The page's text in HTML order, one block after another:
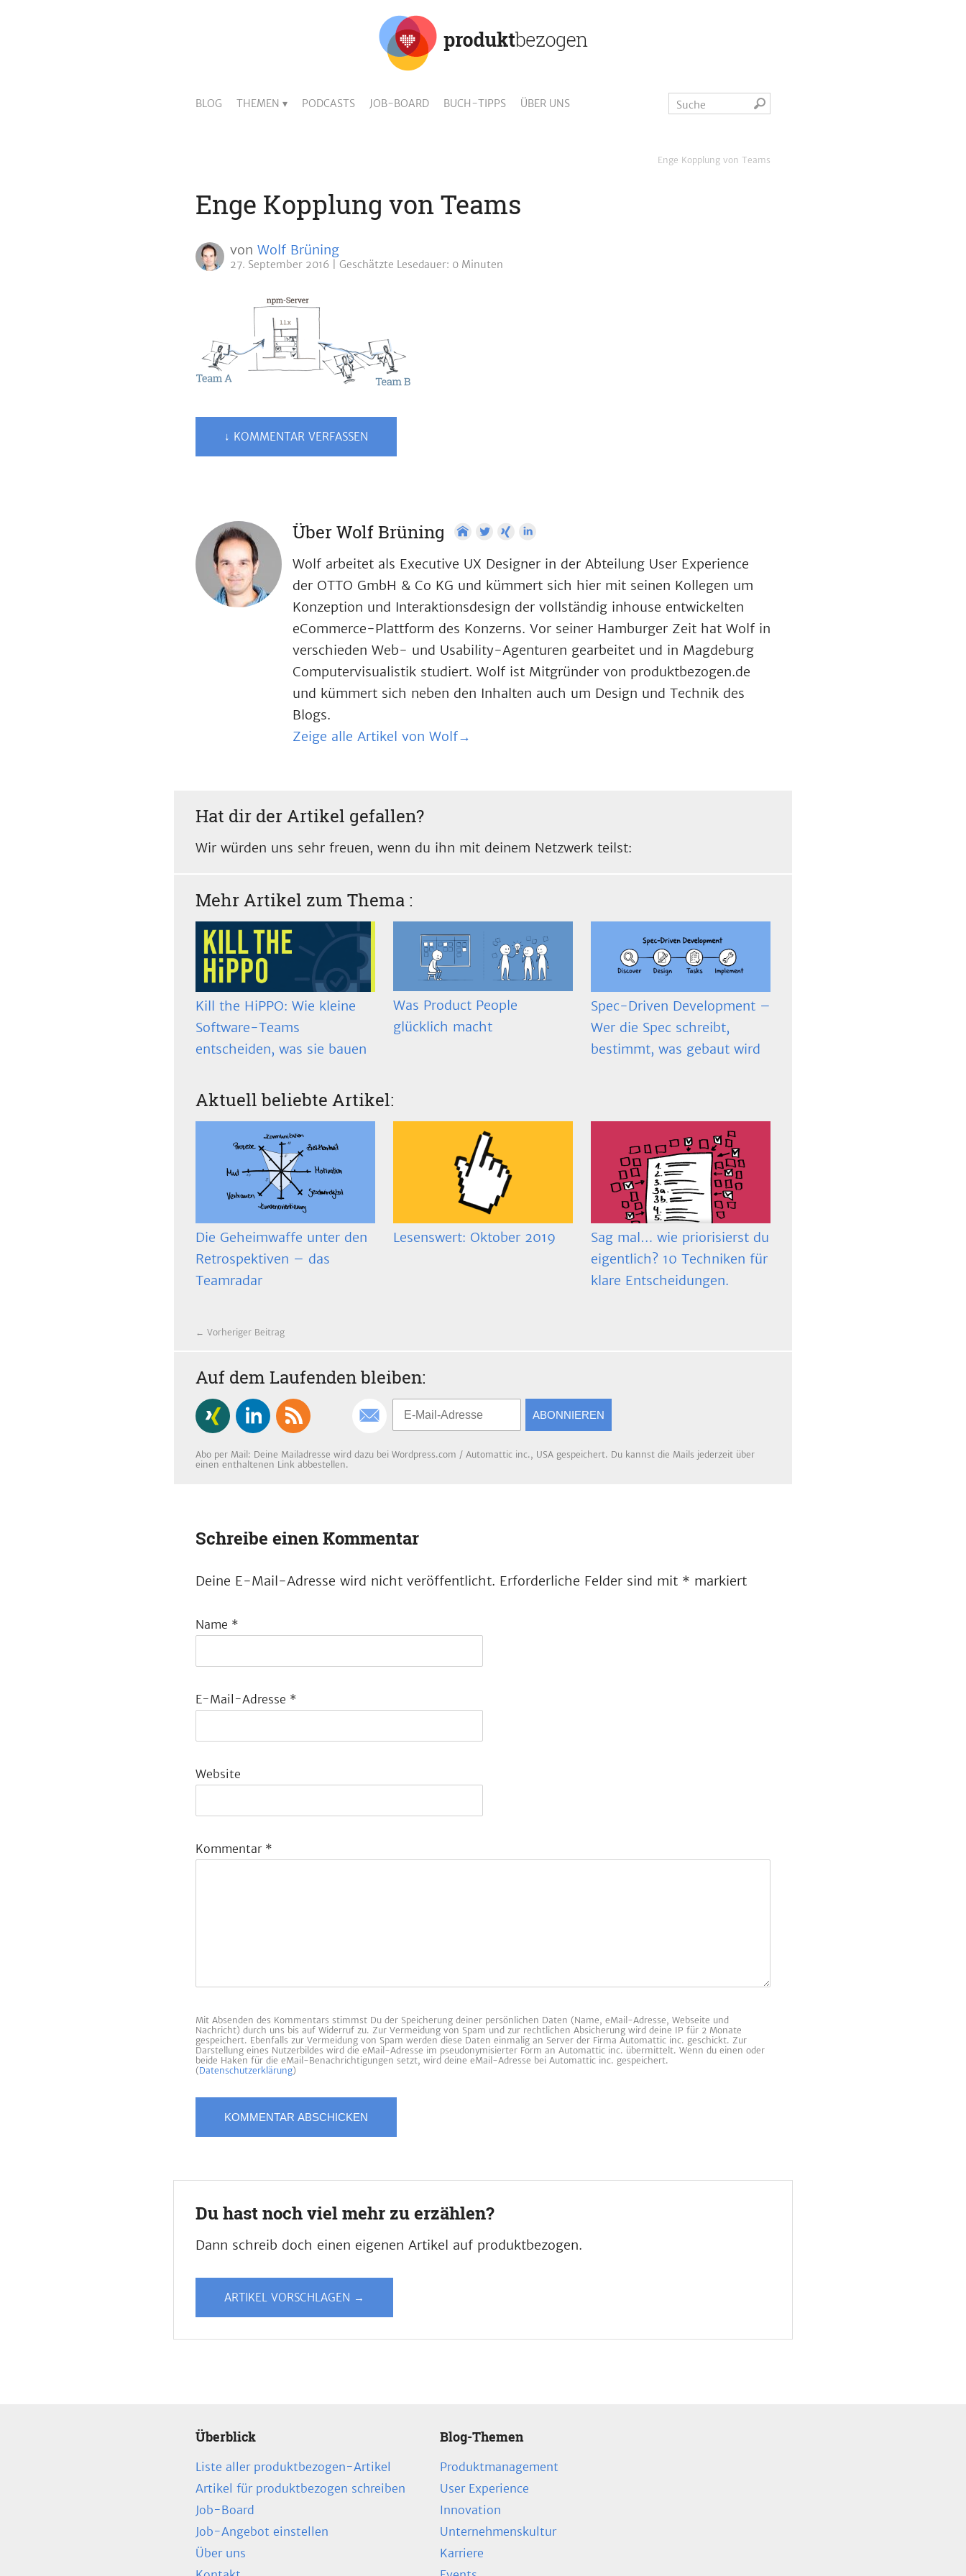
BLOG THEMEN PODCASTS JOB-BOARD BUCH-TIPPS ÜBER UNS
Enge Kopplung von Teams
Enge Kopplung von Teams
von Wolf Brüning
27. September 2016 Geschätzte Lesedauer: 0 Minuten
↓ KOMMENTAR VERFASSEN
Über Wolf Brüning
Wolf arbeitet als Executive UX Designer in der Abteilung User Experience
der OTTO GmbH & Co KG und kümmert sich hier mit seinen Kollegen um
Konzeption und Interaktionsdesign der vollständig inhouse entwickelten
eCommerce-Plattform des Konzerns. Vor seiner Hamburger Zeit hat Wolf in
verschieden Web- und Usability-Agenturen gearbeitet und in Magdeburg
Computervisualistik studiert. Wolf ist Mitgründer von produktbezogen.de
und kümmert sich neben den Inhalten auch um Design und Technik des
Blogs.
Zeige alle Artikel von Wolf→
Hat dir der Artikel gefallen?
Wir würden uns sehr freuen, wenn du ihn mit deinem Netzwerk teilst:
Mehr Artikel zum Thema :
Kill the HiPPO: Wie kleine
Software-Teams
entscheiden, was sie bauen
Was Product People
glücklich macht
Spec-Driven Development –
Wer die Spec schreibt,
bestimmt, was gebaut wird
Aktuell beliebte Artikel:
Die Geheimwaffe unter den
Retrospektiven – das
Teamradar
Lesenswert: Oktober 2019
Sag mal… wie priorisierst du
eigentlich? 10 Techniken für
klare Entscheidungen.
← Vorheriger Beitrag
Auf dem Laufenden bleiben:
ABONNIEREN
Abo per Mail: Deine Mailadresse wird dazu bei Wordpress.com / Automattic inc., USA gespeichert. Du kannst die Mails jederzeit über
einen enthaltenen Link abbestellen.
Schreibe einen Kommentar
Deine E-Mail-Adresse wird nicht veröffentlicht. Erforderliche Felder sind mit * markiert
Name *
E-Mail-Adresse *
Website
Kommentar *
Mit Absenden des Kommentars stimmst Du der Speicherung deiner persönlichen Daten (Name, eMail-Adresse, Webseite und
Nachricht) durch uns bis auf Widerruf zu. Zur Vermeidung von Spam und zur rechtlichen Absicherung wird deine IP für 2 Monate
gespeichert. Ebenfalls zur Vermeidung von Spam werden diese Daten einmalig an Server der Firma Automattic inc. geschickt. Zur
Darstellung eines Nutzerbildes wird die eMail-Adresse im pseudonymisierter Form an Automattic inc. übermittelt. Wenn du einen oder
beide Haken für die eMail-Benachrichtigungen setzt, wird deine eMail-Adresse bei Automattic inc. gespeichert.
(Datenschutzerklärung)
Du hast noch viel mehr zu erzählen?
Dann schreib doch einen eigenen Artikel auf produktbezogen.
ARTIKEL VORSCHLAGEN →
Überblick
Liste aller produktbezogen-Artikel
Artikel für produktbezogen schreiben
Job-Board
Job-Angebot einstellen
Über uns
Blog-Themen
Produktmanagement
User Experience
Innovation
Unternehmenskultur
Karriere